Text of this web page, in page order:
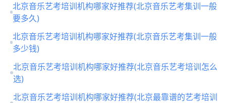
北京音乐艺考培训机构哪家好推荐(北京音乐艺考集训一般
要多久)
北京音乐艺考培训机构哪家好推荐(北京音乐艺考集训一般
多少钱)
北京音乐艺考培训机构哪家好推荐(北京音乐艺考培训怎么
选)
北京音乐艺考培训机构哪家好推荐(北京最靠谱的艺考培训